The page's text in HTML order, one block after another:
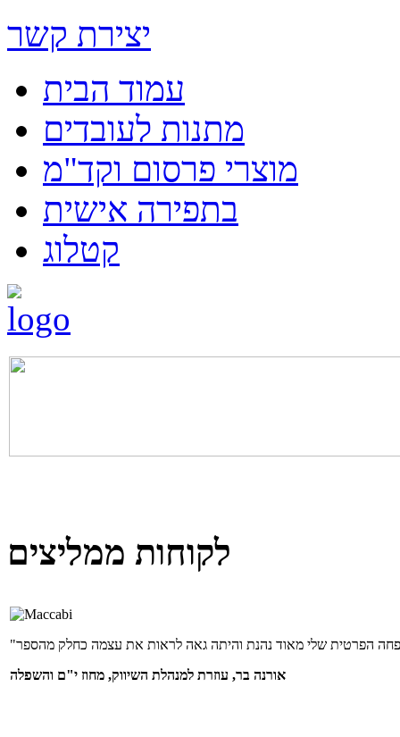
יצירת קשר
עמוד הבית
מתנות לעובדים
מוצרי פרסום וקד"מ
בתפירה אישית
קטלוג
לקוחות ממליצים
אורנה בר, עוזרת למנהלת השיווק, מחוז י"ם והשפלה